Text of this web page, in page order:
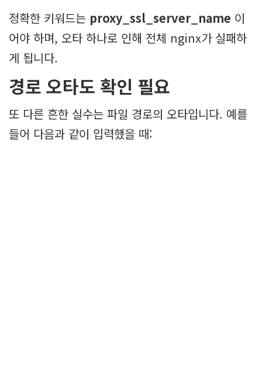
정확한 키워드는 proxy_ssl_server_name 이
어야 하며, 오타 하나로 인해 전체 nginx가 실패하
게 됩니다.
경로 오타도 확인 필요
또 다른 흔한 실수는 파일 경로의 오타입니다. 예를
들어 다음과 같이 입력했을 때: